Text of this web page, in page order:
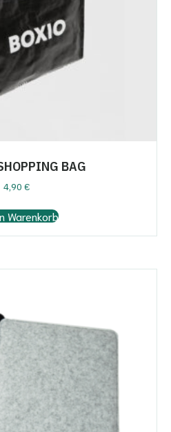
BAG
4,90 €
Warenkorb